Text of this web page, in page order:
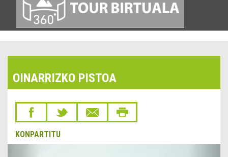
OINARRIZKO PISTOA
KONPARTITU